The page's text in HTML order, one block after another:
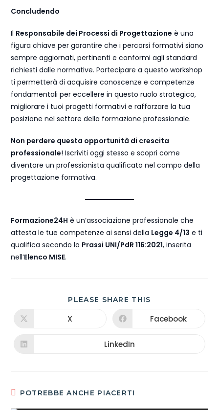
Concludendo
Il Responsabile dei Processi di Progettazione è una
figura chiave per garantire che i percorsi formativi siano
sempre aggiornati, pertinenti e conformi agli standard
richiesti dalle normative. Partecipare a questo workshop
ti permetterà di acquisire conoscenze e competenze
fondamentali per eccellere in questo ruolo strategico,
migliorare i tuoi progetti formativi e rafforzare la tua
posizione nel settore della formazione professionale.
Non perdere questa opportunità di crescita
professionale! Iscriviti oggi stesso e scopri come
diventare un professionista qualificato nel campo della
progettazione formativa.
Formazione24H è un’associazione professionale che
attesta le tue competenze ai sensi della Legge 4/13 e ti
qualifica secondo la Prassi UNI/PdR 116:2021, inserita
nell’Elenco MISE.
PLEASE SHARE THIS
X Facebook
LinkedIn
POTREBBE ANCHE PIACERTI